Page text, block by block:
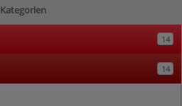
Kategorien
14
14